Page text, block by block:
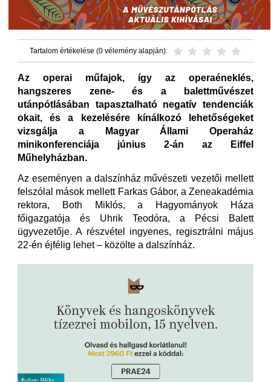
Tartalom értékelése (0 vélemény alapján):
Az operai műfajok, így az operaéneklés,
hangszeres zene- és a balettművészet
utánpótlásában tapasztalható negatív tendenciák
okait, és a kezelésére kínálkozó lehetőségeket
vizsgálja a Magyar Állami Operaház
minikonferenciája június 2-án az Eiffel
Műhelyházban.
Az eseményen a dalszínház művészeti vezetői mellett
felszólal mások mellett Farkas Gábor, a Zeneakadémia
rektora, Both Miklós, a Hagyományok Háza
főigazgatója és Uhrik Teodóra, a Pécsi Balett
ügyvezetője. A részvétel ingyenes, regisztrálni május
22-én éjfélig lehet – közölte a dalszínház.